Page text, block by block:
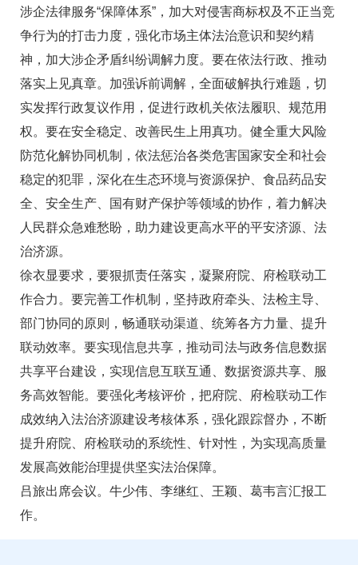
涉企法律服务“保障体系”，加大对侵害商标权及不正当竞
争行为的打击力度，强化市场主体法治意识和契约精
神，加大涉企矛盾纠纷调解力度。要在依法行政、推动
落实上见真章。加强诉前调解，全面破解执行难题，切
实发挥行政复议作用，促进行政机关依法履职、规范用
权。要在安全稳定、改善民生上用真功。健全重大风险
防范化解协同机制，依法惩治各类危害国家安全和社会
稳定的犯罪，深化在生态环境与资源保护、食品药品安
全、安全生产、国有财产保护等领域的协作，着力解决
人民群众急难愁盼，助力建设更高水平的平安济源、法
治济源。
徐衣显要求，要狠抓责任落实，凝聚府院、府检联动工
作合力。要完善工作机制，坚持政府牵头、法检主导、
部门协同的原则，畅通联动渠道、统筹各方力量、提升
联动效率。要实现信息共享，推动司法与政务信息数据
共享平台建设，实现信息互联互通、数据资源共享、服
务高效智能。要强化考核评价，把府院、府检联动工作
成效纳入法治济源建设考核体系，强化跟踪督办，不断
提升府院、府检联动的系统性、针对性，为实现高质量
发展高效能治理提供坚实法治保障。
吕旅出席会议。牛少伟、李继红、王颖、葛韦言汇报工
作。